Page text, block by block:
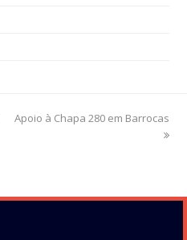
next
Apoio à Chapa 280 em Barrocas